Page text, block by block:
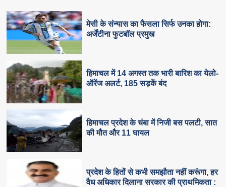
मेसी के संन्यास का फैसला सिर्फ उनका होगा:
अर्जेंटीना फुटबॉल प्रमुख
हिमाचल में 14 अगस्त तक भारी बारिश का येलो-
ऑरेंज अलर्ट, 185 सड़कें बंद
हिमाचल प्रदेश के चंबा में निजी बस पलटी, सात
की मौत और 11 घायल
प्रदेश के हितों से कभी समझौता नहीं करूंगा, हर
वैध अधिकार दिलाना सरकार की प्राथमिकता :